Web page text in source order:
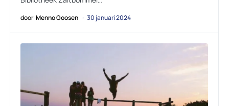
door Menno Goosen 30 januari 2024